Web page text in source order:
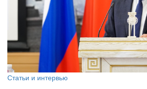
Статьи и интервью